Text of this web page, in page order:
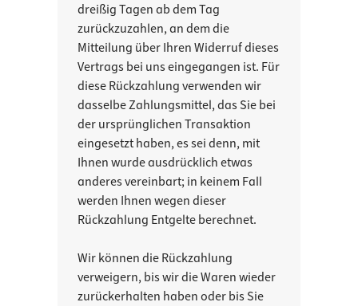
dreißig Tagen ab dem Tag
zurückzuzahlen, an dem die
Mitteilung über Ihren Widerruf dieses
Vertrags bei uns eingegangen ist. Für
diese Rückzahlung verwenden wir
dasselbe Zahlungsmittel, das Sie bei
der ursprünglichen Transaktion
eingesetzt haben, es sei denn, mit
Ihnen wurde ausdrücklich etwas
anderes vereinbart; in keinem Fall
werden Ihnen wegen dieser
Rückzahlung Entgelte berechnet.
Wir können die Rückzahlung
verweigern, bis wir die Waren wieder
zurückerhalten haben oder bis Sie